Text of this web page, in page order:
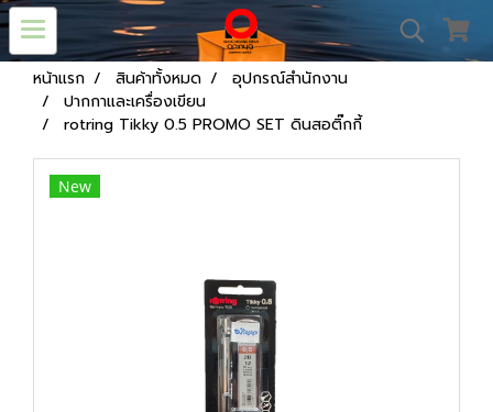
หน้าแรก สินค้าทั้งหมด
อุปกรณ์สำนักงาน
ปากกาและเครื่องเขียน
rotring Tikky 0.5 PROMO SET ดินสอติ๊กกี้
New